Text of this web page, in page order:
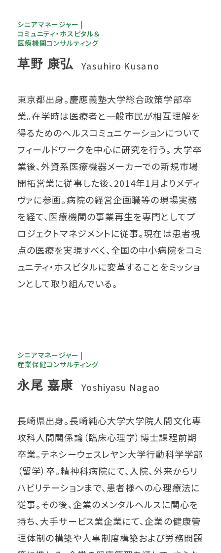
シニアマネージャー |
コミュニティ・ホスピタル＆
医療機関コンサルティング
草野 康弘 Yasuhiro Kusano
東京都出身。慶應義塾大学総合政策学部卒
業。在学時は医療者と一般市民が相互理解を
得るためのヘルスコミュニケーションについて
フィールドワークを中心に研究を行う。 大学卒
業後、外資系医療機器メーカーでの新規市場
開拓営業に従事した後、2014年1月よりメディ
ヴァに参画。病院の経営企画職等の現場実務
を経て、医療機関の事業再生を専門としてプ
ロジェクトマネジメントに従事。現在は患者視
点の医療を実現すべく、全国の中小病院をコミ
ュニティ・ホスピタルに変革することをミッショ
ンとして取り組んでいる。
シニアマネージャー |
産業保健コンサルティング
永尾 嘉康 Yoshiyasu Nagao
長崎県出身。長崎純心大学大学院人間文化専
攻科人間関係論（臨床心理学）博士課程前期
卒業。テネシーウェスレヤン大学行動科学学部
（留学）卒。精神科病院にて、入院、外来からリ
ハビリテーションまで、患者様への心理療法に
従事。その後、企業のメンタルヘルスに関心を
持ち、大手サービス業企業にて、企業の健康管
理体制の構築や人事制度構築および労務問題